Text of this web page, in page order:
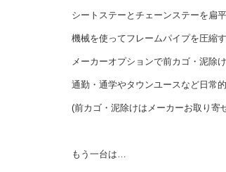
シートステーとチェーンステーを扁
機械を使ってフレームパイプを圧縮
メーカーオプションで前カゴ・泥除
通勤・通学やタウンユースなど日常
(前カゴ・泥除けはメーカーお取り寄
もう一台は…